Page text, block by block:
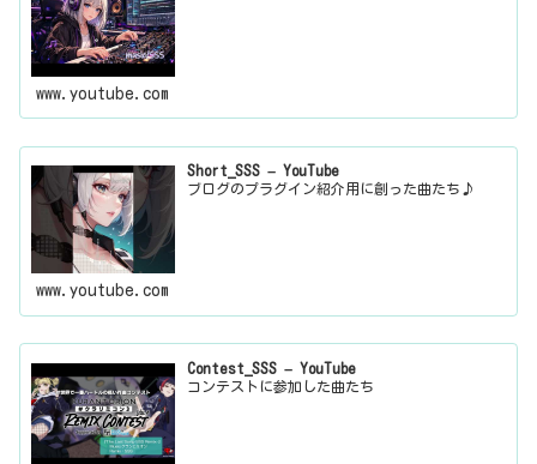
www.youtube.com
Short_SSS – YouTube
ブログのプラグイン紹介用に創った曲たち♪
www.youtube.com
Contest_SSS – YouTube
コンテストに参加した曲たち